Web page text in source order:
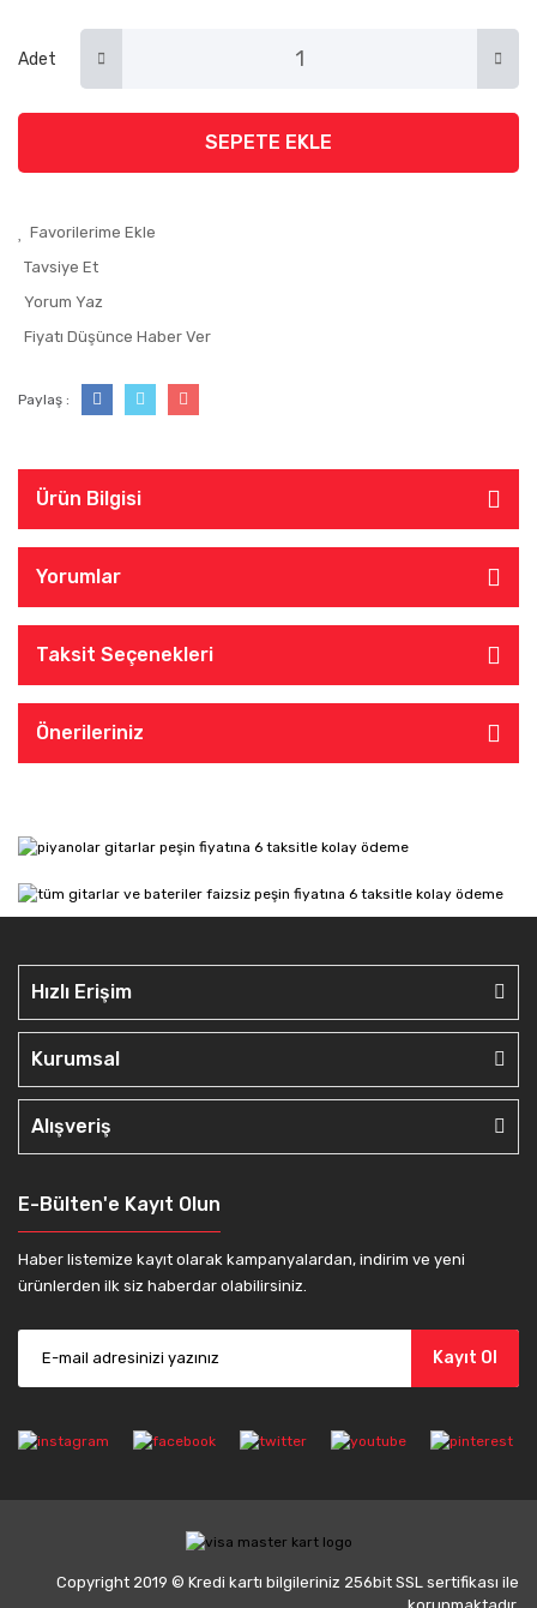
Adet
SEPETE EKLE
Tavsiye Et
Yorum Yaz
Fiyatı Düşünce Haber Ver
Paylaş :
Ürün Bilgisi
Yorumlar
Taksit Seçenekleri
Önerileriniz
Hızlı Erişim
Kurumsal
Alışveriş
E-Bülten'e Kayıt Olun
Haber listemize kayıt olarak kampanyalardan, indirim ve yeni
ürünlerden ilk siz haberdar olabilirsiniz.
Kayıt Ol
Copyright 2019 © Kredi kartı bilgileriniz 256bit SSL sertifikası ile
korunmaktadır.